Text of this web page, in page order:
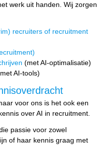
werk uit handen. Wij zorgen
recruiters of recruitment
(met AI-optimalisatie)
AI-tools)
voor ons is het ook een
over AI in recruitment.
passie voor zowel
of haar kennis graag met